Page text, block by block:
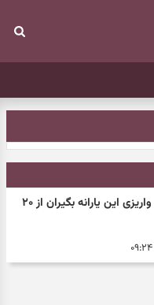
یارانه نقدی آبان ۱۴۰۴ بدون تغییر | جدول واریزی این یارانه بگیران از ۲۰